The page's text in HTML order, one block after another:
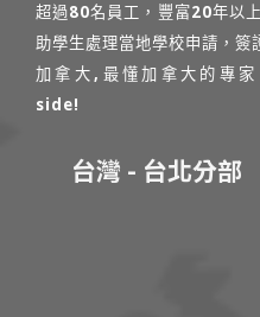
超過80名員工，豐富20年以
助學生處理當地學校申請，
加拿大,最懂加拿大的專
side!
台灣 - 台北分部